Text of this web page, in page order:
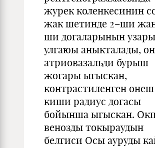
журек коленкесинин
жак шетинде 2–ши
ши догаларынын
улгаюы аныкталады,
атриовазальди бурыш
жогары ыгыскан,
контрастиленген онеш
киши радиус догасы
бойынша ыгыскан.
венозды токыраудын
белгиси Осы ауруды